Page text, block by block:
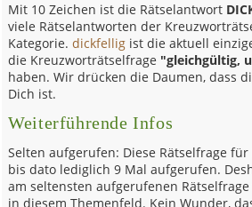
Mit 10 Zeichen ist die Rätselantwort
viele Rätselantworten der
Kategorie.dickfellig ist die aktuell
die Kreuzworträtselfrage "gleichgültig,
haben. Wir drücken die Daumen, dass
Dich ist.
Weiterführende Infos
Selten aufgerufen: Diese Rätselfrage
bis dato lediglich 9 Mal aufgerufen.
am seltensten aufgerufenen
in diesem Themenfeld. Kein Wunder,